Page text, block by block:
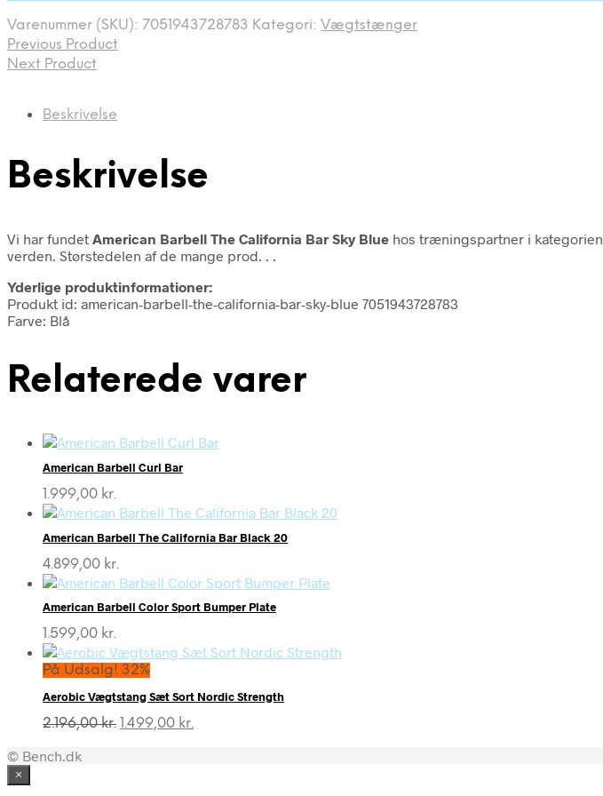
Varenummer (SKU): 7051943728783 Kategori: Vægtstænger
Previous Product
Next Product
Beskrivelse
Beskrivelse
Vi har fundet American Barbell The California Bar Sky Blue hos træningspartner i kategorien
verden. Størstedelen af de mange prod. . .
Yderlige produktinformationer:
Produkt id: american-barbell-the-california-bar-sky-blue 7051943728783
Farve: Blå
Relaterede varer
American Barbell Curl Bar
1.999,00 kr.
American Barbell The California Bar Black 20
4.899,00 kr.
American Barbell Color Sport Bumper Plate
1.599,00 kr.
På Udsalg! 32%
Aerobic Vægtstang Sæt Sort Nordic Strength
2.196,00kr. Den
1.499,00 kr.
© Bench.dk
×